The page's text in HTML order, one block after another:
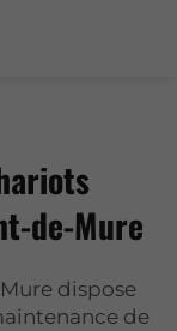
de-Mure
dispose
de